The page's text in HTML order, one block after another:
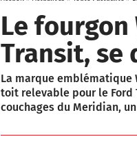
Le
Transit, se
La marque
toit relevable pour le Ford
couchages du Meridian,